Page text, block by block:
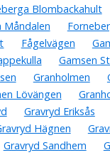
Blombackahult
Måndalen
Fågelvägen
Gamsen
Granholmen
Lövängen
Gravryd Eriksås
Hägnen
Gravryd Sandhem